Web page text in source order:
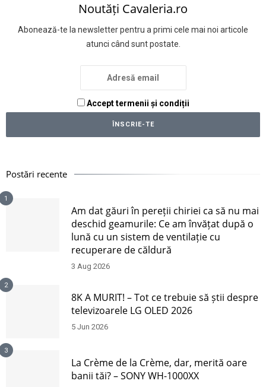
Noutăți Cavaleria.ro
Abonează-te la newsletter pentru a primi cele mai noi articole
atunci când sunt postate.
Accept termenii și condiții
Postări recente
1
Am dat găuri în pereții chiriei ca să nu mai
deschid geamurile: Ce am învățat după o
lună cu un sistem de ventilație cu
recuperare de căldură
3 Aug 2026
2
8K A MURIT! – Tot ce trebuie să știi despre
televizoarele LG OLED 2026
5 Jun 2026
3
La Crème de la Crème, dar, merită oare
banii tăi? – SONY WH-1000XX